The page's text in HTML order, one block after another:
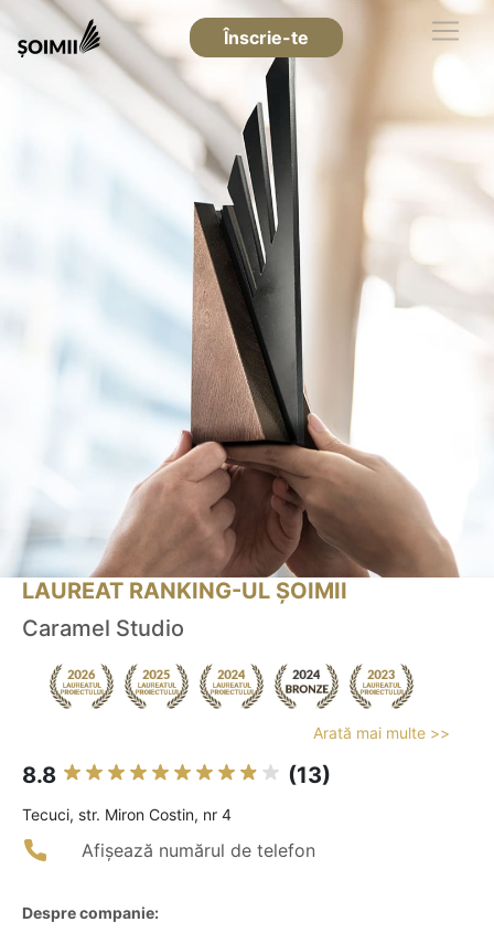
Înscrie-te
LAUREAT RANKING-UL ȘOIMII
Caramel Studio
Arată mai multe >>
8.8 (13)
Tecuci, str. Miron Costin, nr 4
Afișează numărul de telefon
Despre companie: